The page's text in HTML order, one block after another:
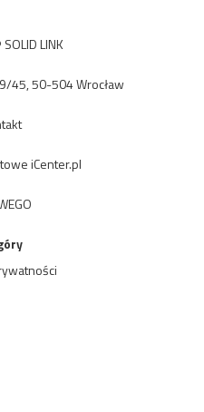
LINK
45, 50-504 Wrocław
iCenter.pl